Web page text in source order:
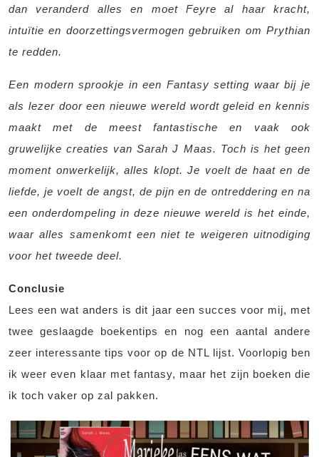
dan veranderd alles en moet Feyre al haar kracht,
intuïtie en doorzettingsvermogen gebruiken om Prythian
te redden.
Een modern sprookje in een Fantasy setting waar bij je
als lezer door een nieuwe wereld wordt geleid en kennis
maakt met de meest fantastische en vaak ook
gruwelijke creaties van Sarah J Maas. Toch is het geen
moment onwerkelijk, alles klopt. Je voelt de haat en de
liefde, je voelt de angst, de pijn en de ontreddering en na
een onderdompeling in deze nieuwe wereld is het einde,
waar alles samenkomt een niet te weigeren uitnodiging
voor het tweede deel.
Conclusie
Lees een wat anders is dit jaar een succes voor mij, met
twee geslaagde boekentips en nog een aantal andere
zeer interessante tips voor op de NTL lijst. Voorlopig ben
ik weer even klaar met fantasy, maar het zijn boeken die
ik toch vaker op zal pakken.